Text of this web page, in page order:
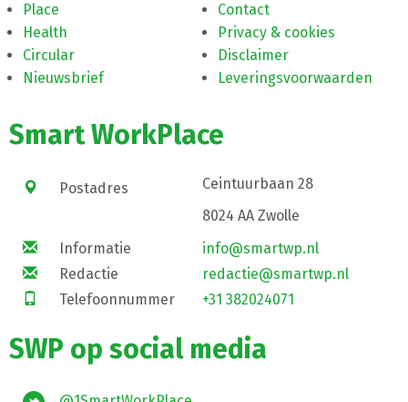
Place
Health
Circular
Nieuwsbrief
Contact
Privacy & cookies
Disclaimer
Leveringsvoorwaarden
Smart WorkPlace
Postadres
Ceintuurbaan 28
8024 AA Zwolle
Informatie
info@smartwp.nl
Redactie
redactie@smartwp.nl
Telefoonnummer
+31 382024071
SWP op social media